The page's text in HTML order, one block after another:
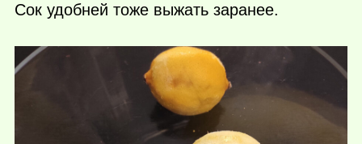
Сок удобней тоже выжать заранее.